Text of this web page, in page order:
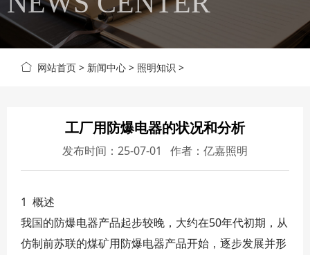
网站首页 > 新闻中心 > 照明知识 >
工厂用防爆电器的状况和分析
发布时间：25-07-01 作者：亿嘉照明
1 概述
我国的防爆电器产品起步较晚，大约在50年代初期，从
仿制前苏联的煤矿用防爆电器产品开始，逐步发展并形